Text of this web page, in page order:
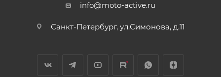
info@moto-active.ru
Санкт-Петербург, ул.Симонова, д.11